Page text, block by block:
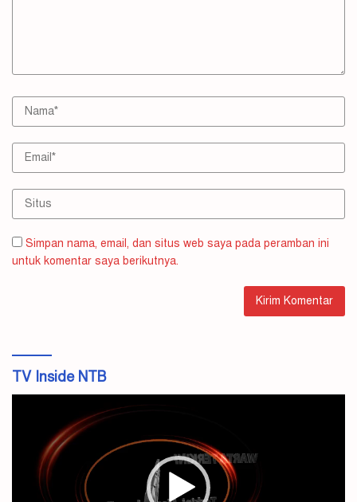
Simpan nama, email, dan situs web saya pada peramban ini
untuk komentar saya berikutnya.
TV Inside NTB